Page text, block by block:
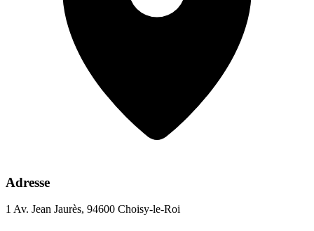
Adresse
1 Av. Jean Jaurès, 94600 Choisy-le-Roi